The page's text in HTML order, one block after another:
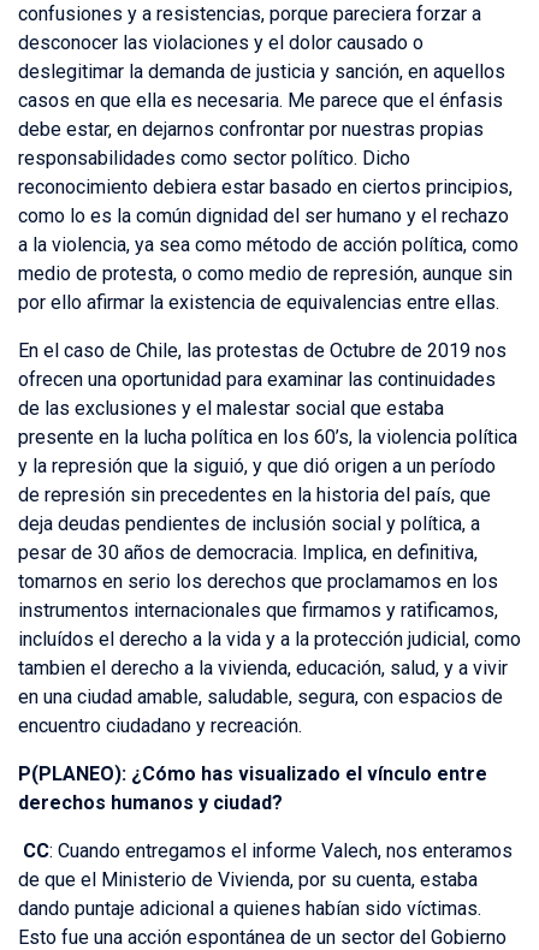
confusiones y a resistencias, porque pareciera forzar a
desconocer las violaciones y el dolor causado o
deslegitimar la demanda de justicia y sanción, en aquellos
casos en que ella es necesaria. Me parece que el énfasis
debe estar, en dejarnos confrontar por nuestras propias
responsabilidades como sector político. Dicho
reconocimiento debiera estar basado en ciertos principios,
como lo es la común dignidad del ser humano y el rechazo
a la violencia, ya sea como método de acción política, como
medio de protesta, o como medio de represión, aunque sin
por ello afirmar la existencia de equivalencias entre ellas.
En el caso de Chile, las protestas de Octubre de 2019 nos
ofrecen una oportunidad para examinar las continuidades
de las exclusiones y el malestar social que estaba
presente en la lucha política en los 60’s, la violencia política
y la represión que la siguió, y que dió origen a un período
de represión sin precedentes en la historia del país, que
deja deudas pendientes de inclusión social y política, a
pesar de 30 años de democracia. Implica, en definitiva,
tomarnos en serio los derechos que proclamamos en los
instrumentos internacionales que firmamos y ratificamos,
incluídos el derecho a la vida y a la protección judicial, como
tambien el derecho a la vivienda, educación, salud, y a vivir
en una ciudad amable, saludable, segura, con espacios de
encuentro ciudadano y recreación.
P(PLANEO): ¿Cómo has visualizado el vínculo entre
derechos humanos y ciudad?
CC: Cuando entregamos el informe Valech, nos enteramos
de que el Ministerio de Vivienda, por su cuenta, estaba
dando puntaje adicional a quienes habían sido víctimas.
Esto fue una acción espontánea de un sector del Gobierno